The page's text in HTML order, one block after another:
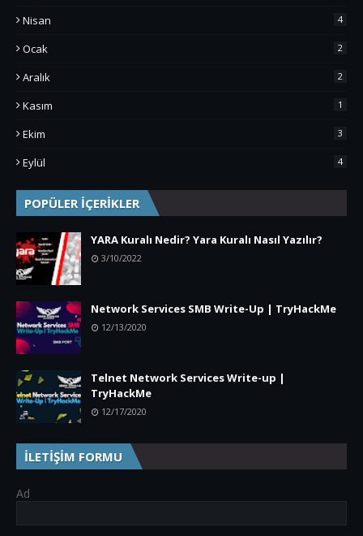
Nisan 4
Ocak 2
Aralık 2
Kasım 1
Ekim 3
Eylül 4
POPÜLER İÇERİKLER
YARA Kuralı Nedir? Yara Kuralı Nasıl Yazılır?
3/10/2022
Network Services SMB Write-Up | TryHackMe
12/13/2020
Telnet Network Services Write-up |
TryHackMe
12/17/2020
İLETİŞİM FORMU
Ad